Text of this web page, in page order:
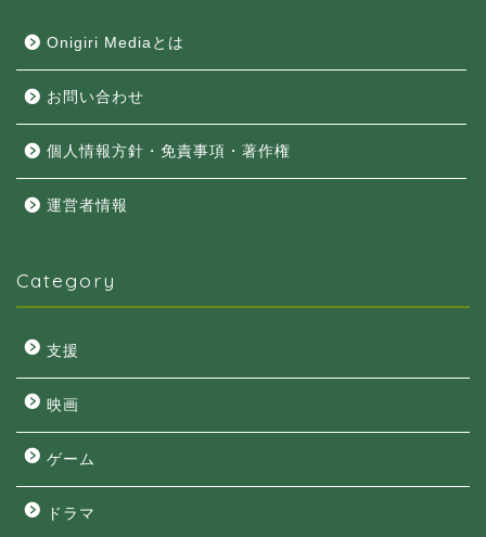
Onigiri Mediaとは
お問い合わせ
個人情報方針・免責事項・著作権
運営者情報
Category
支援
映画
ゲーム
ドラマ